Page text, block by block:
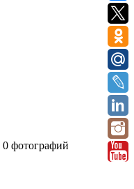
0 фотографий